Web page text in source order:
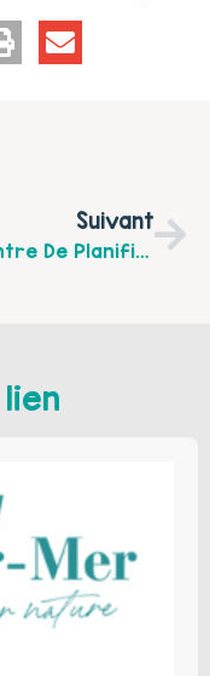
Suivant
Le Centre De Planification Ou D’éducation Familiale Vous Propose Des Ateliers D’informations Sur Les Dispositifs De Prévention, À Etaples En Juin 2019